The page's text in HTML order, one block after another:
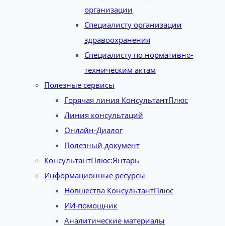
организации
Специалисту организации
здравоохранения
Специалисту по нормативно-
техническим актам
Полезные сервисы
Горячая линия КонсультантПлюс
Линия консультаций
Онлайн-Диалог
Полезный документ
КонсультантПлюс:Янтарь
Информационные ресурсы
Новшества КонсультантПлюс
ИИ-помощник
Аналитические материалы